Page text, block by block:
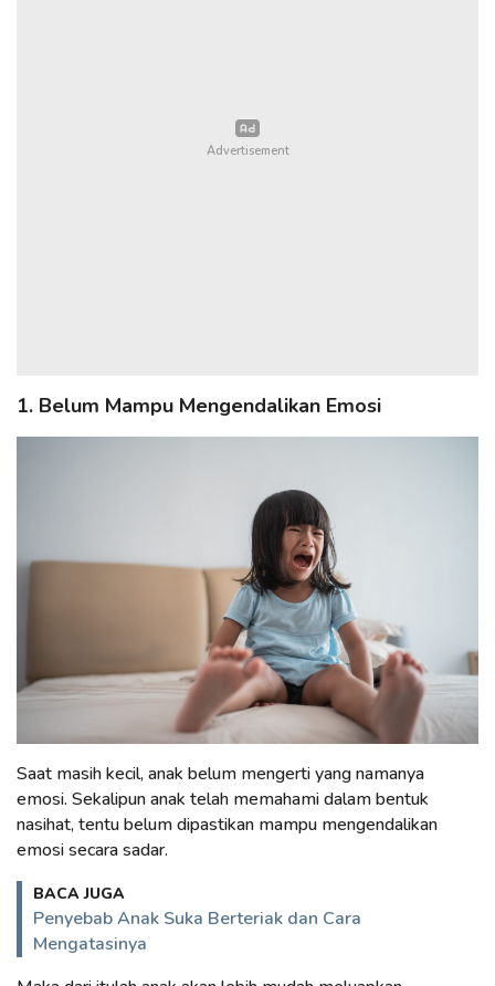
1. Belum Mampu Mengendalikan Emosi
Saat masih kecil, anak belum mengerti yang namanya
emosi. Sekalipun anak telah memahami dalam bentuk
nasihat, tentu belum dipastikan mampu mengendalikan
emosi secara sadar.
BACA JUGA
Penyebab Anak Suka Berteriak dan Cara
Mengatasinya